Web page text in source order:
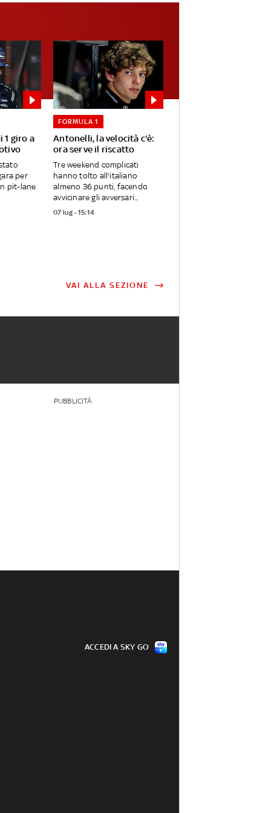
1 giro a
per
pit-lane
Antonelli, la velocità c'è:
ora serve il riscatto
FORMULA 1
Tre weekend complicati
hanno tolto all'italiano
almeno 36 punti, facendo
avvicinare gli avversari...
07 lug - 15:14
VAI ALLA SEZIONE
PUBBLICITÀ
ACCEDI A SKY GO